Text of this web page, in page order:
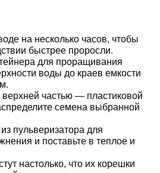
на несколько часов, чтобы
быстрее проросли.
для проращивания
воды до краев емкости
частью — пластиковой
семена выбранной
пульверизатора для
и поставьте в теплое и
настолько, что их корешки